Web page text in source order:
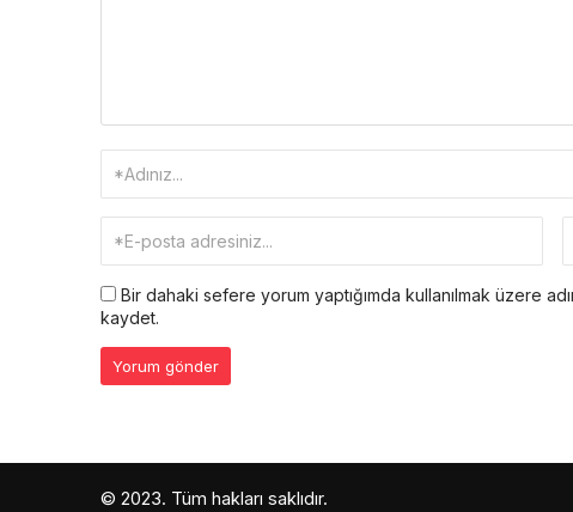
Bir dahaki sefere yorum yaptığımda kullanılmak üzere
kaydet.
© 2023. Tüm hakları saklıdır.